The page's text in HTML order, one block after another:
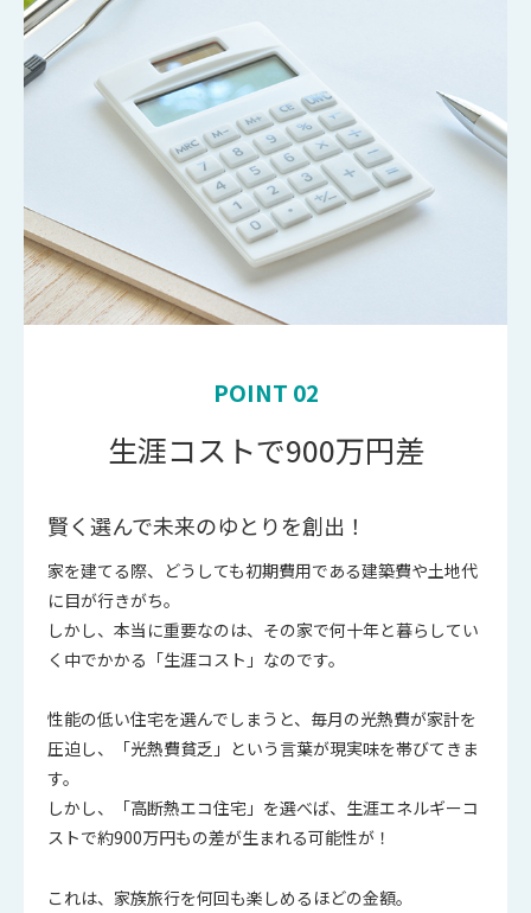
POINT 02
生涯コストで900万円差
賢く選んで未来のゆとりを創出！
家を建てる際、どうしても初期費用である建築費や土地代
に目が行きがち。
しかし、本当に重要なのは、その家で何十年と暮らしてい
く中でかかる「生涯コスト」なのです。
性能の低い住宅を選んでしまうと、毎月の光熱費が家計を
圧迫し、「光熱費貧乏」という言葉が現実味を帯びてきま
す。
しかし、「高断熱エコ住宅」を選べば、生涯エネルギーコ
ストで約900万円もの差が生まれる可能性が！
これは、家族旅行を何回も楽しめるほどの金額。